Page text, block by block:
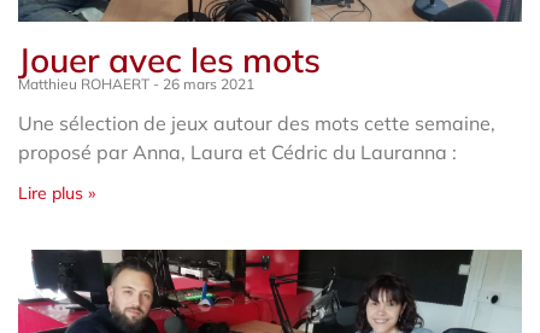
Jouer avec les mots
Matthieu ROHAERT 26 mars 2021
Une sélection de jeux autour des mots cette semaine,
proposé par Anna, Laura et Cédric du Lauranna :
Lire plus »